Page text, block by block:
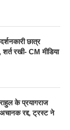
छात्र
रखी- CM मीडिया
के प्रयागराज
रद्द, ट्रस्ट ने